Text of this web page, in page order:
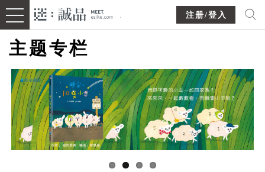
注册/登入
主题专栏